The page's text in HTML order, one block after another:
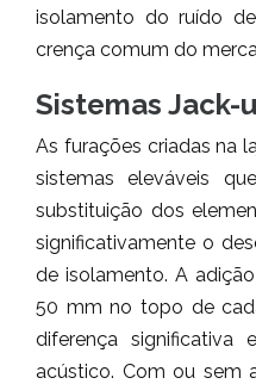
isolamento do ruído
crença comum do
Sistemas Jack-
As furações criadas na
sistemas eleváveis
substituição dos
significativamente o
de isolamento. A
50 mm no topo de
diferença significativa
acústico. Com ou sem